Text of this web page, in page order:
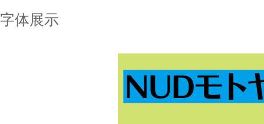
字体展示